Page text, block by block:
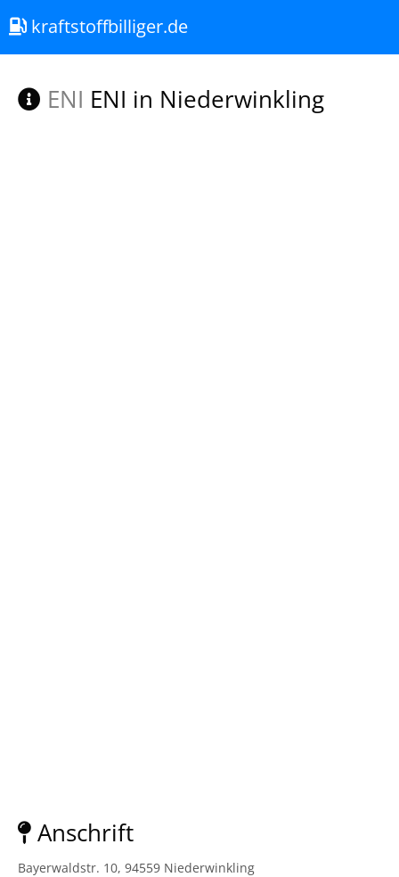
kraftstoffbilliger.de
ENI ENI in Niederwinkling
Anschrift
Bayerwaldstr. 10, 94559 Niederwinkling